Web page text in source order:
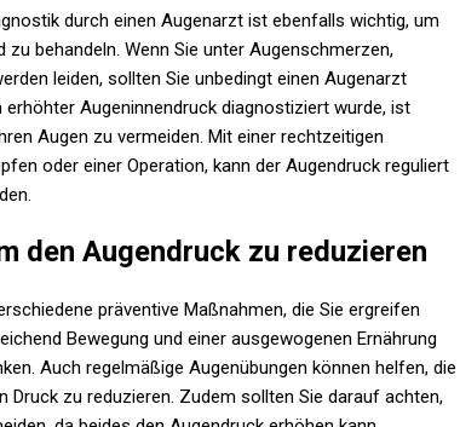
durch einen Augenarzt ist ebenfalls wichtig, um
behandeln. Wenn Sie unter Augenschmerzen,
leiden, sollten Sie unbedingt einen Augenarzt
Augeninnendruck diagnostiziert wurde, ist
Augen zu vermeiden. Mit einer rechtzeitigen
oder einer Operation, kann der Augendruck reguliert
den Augendruck zu reduzieren
präventive Maßnahmen, die Sie ergreifen
Bewegung und einer ausgewogenen Ernährung
Auch regelmäßige Augenübungen können helfen, die
Druck zu reduzieren. Zudem sollten Sie darauf achten,